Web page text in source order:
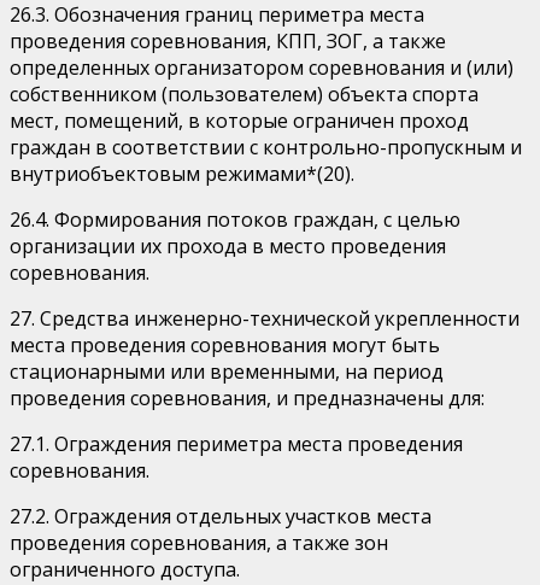
26.3. Обозначения границ периметра места
проведения соревнования, КПП, ЗОГ, а также
определенных организатором соревнования и (или)
собственником (пользователем) объекта спорта
мест, помещений, в которые ограничен проход
граждан в соответствии с контрольно-пропускным и
внутриобъектовым режимами*(20).
26.4. Формирования потоков граждан, с целью
организации их прохода в место проведения
соревнования.
27. Средства инженерно-технической укрепленности
места проведения соревнования могут быть
стационарными или временными, на период
проведения соревнования, и предназначены для:
27.1. Ограждения периметра места проведения
соревнования.
27.2. Ограждения отдельных участков места
проведения соревнования, а также зон
ограниченного доступа.